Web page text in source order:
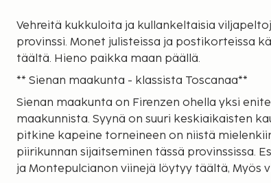
Vehreitä kukkuloita ja kullankeltaisia
provinssi. Monet julisteissa ja postikorteissa
täältä. Hieno paikka maan päällä.
** Sienan maakunta - klassista Toscanaa**
Sienan maakunta on Firenzen ohella yksi
maakunnista. Syynä on suuri keskiaikaisten
pitkine kapeine torneineen on niistä
piirikunnan sijaitseminen tässä provinssissa.
ja Montepulcianon viinejä löytyy täältä, Myös